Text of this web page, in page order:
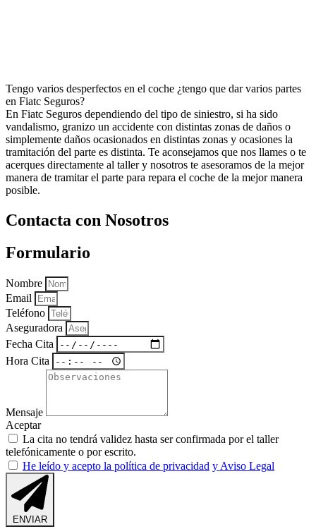
Tengo varios desperfectos en el coche ¿tengo que dar varios partes
en Fiatc Seguros?
En Fiatc Seguros dependiendo del tipo de siniestro, si ha sido
vandalismo, granizo un accidente con distintas zonas de daños o
simplemente daños ocasionados en distintas zonas y ocasiones la
tramitación del parte es distinta. Te aconsejamos que nos llames o te
acerques directamente al taller y nosotros te asesoramos de la mejor
manera de tramitar el parte para repara el coche de la mejor manera
posible.
Contacta con Nosotros
Formulario
Nombre
Email
Teléfono
Aseguradora
Fecha Cita
Hora Cita
Mensaje
Aceptar
La cita no tendrá validez hasta ser confirmada por el taller
telefónicamente o por escrito.
He leído y acepto la política de privacidad y Aviso Legal
ENVIAR